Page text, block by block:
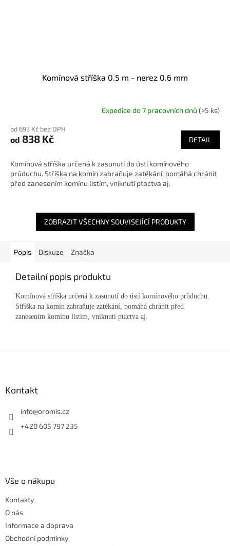
Komínová stříška 0.5 m - nerez 0.6 mm
Expedice do 7 pracovních dnů (>5 ks)
od 693 Kč bez DPH
od 838 Kč DETAIL
Komínová stříška určená k zasunutí do ústí komínového
průduchu. Stříška na komín zabraňuje zatékání, pomáhá chránit
před zanesením komínu listím, vniknutí ptactva aj.
ZOBRAZIT VŠECHNY SOUVISEJÍCÍ PRODUKTY
Popis Diskuze Značka
Detailní popis produktu
Komínová stříška určená k zasunutí do ústí komínového průduchu.
Stříška na komín zabraňuje zatékání, pomáhá chránit před
zanesením komínu listím, vniknutí ptactva aj.
Kontakt
info@oromis.cz
+420 605 797 235
Vše o nákupu
Kontakty
O nás
Informace a doprava
Obchodní podmínky